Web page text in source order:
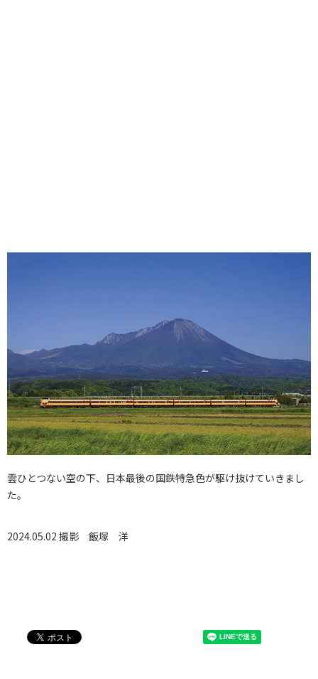
雲ひとつない空の下、日本最後の国鉄特急色が駆け抜けていきまし
た。
2024.05.02 撮影 飯塚 洋